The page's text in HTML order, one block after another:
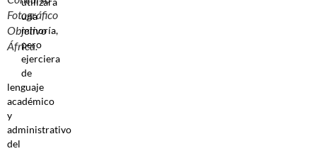
Fotográfico
Objetivo
África.
una
minoría,
pero
ejerciera
de
lenguaje
académico
y
administrativo
del